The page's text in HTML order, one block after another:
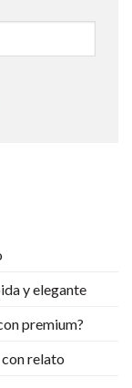
y elegante
premium?
relato